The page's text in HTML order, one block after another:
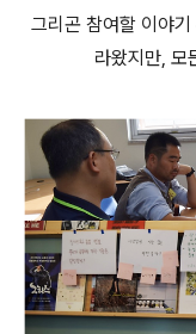
그리곤 참여할 이야기
라왔지만, 모